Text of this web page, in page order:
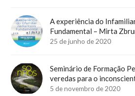
A experiência do
Fundamental – Mirta
25 de junho de 2020
Seminário de Formação
veredas para o
5 de novembro de 2020